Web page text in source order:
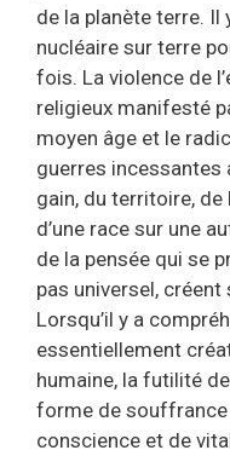
de la planète terre. Il
nucléaire sur terre
fois. La violence de
religieux manifesté
moyen âge et le
guerres incessantes
gain, du territoire, de
d’une race sur une
de la pensée qui se
pas universel,
Lorsqu’il y a
essentiellement
humaine, la futilité
forme de souffrance
conscience et de